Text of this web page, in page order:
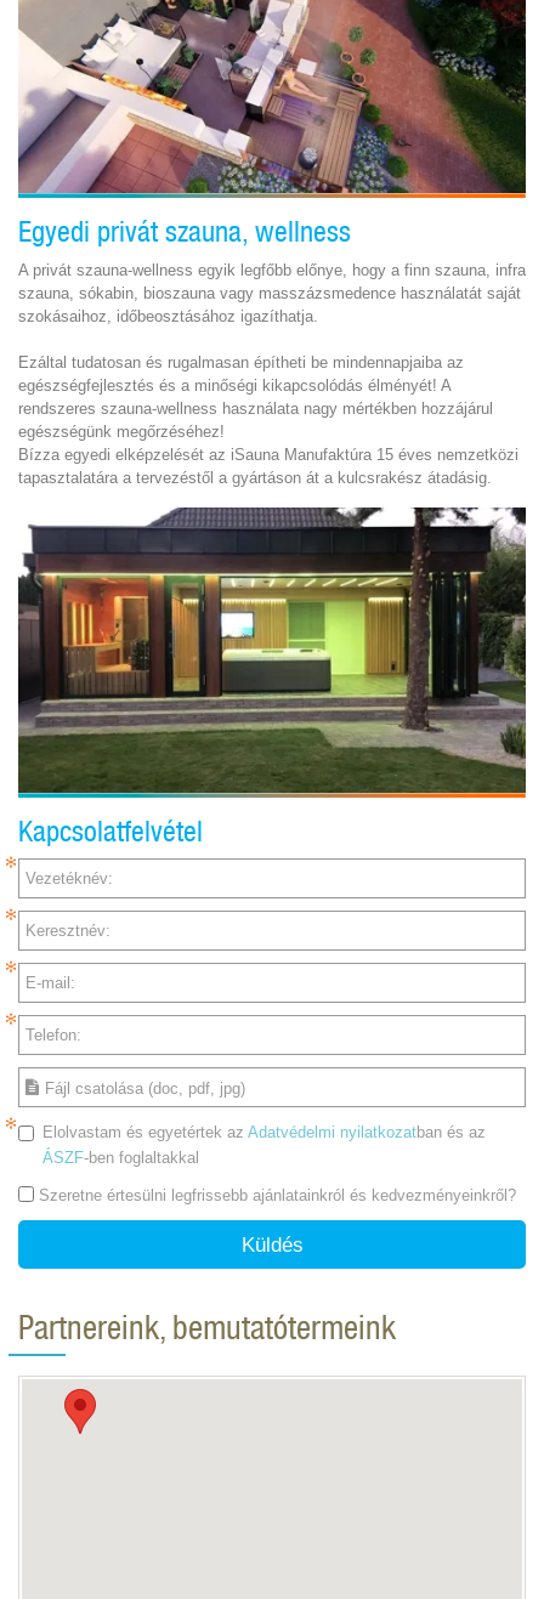
Egyedi privát szauna, wellness
A privát szauna-wellness egyik legfőbb előnye, hogy a finn szauna, infra
szauna, sókabin, bioszauna vagy masszázsmedence használatát saját
szokásaihoz, időbeosztásához igazíthatja.
Ezáltal tudatosan és rugalmasan építheti be mindennapjaiba az
egészségfejlesztés és a minőségi kikapcsolódás élményét! A
rendszeres szauna-wellness használata nagy mértékben hozzájárul
egészségünk megőrzéséhez!
Bízza egyedi elképzelését az iSauna Manufaktúra 15 éves nemzetközi
tapasztalatára a tervezéstől a gyártáson át a kulcsrakész átadásig.
Kapcsolatfelvétel
Vezetéknév:
Keresztnév:
E-mail:
Telefon:
Fájl csatolása (doc, pdf, jpg)
Elolvastam és egyetértek az Adatvédelmi nyilatkozatban és az
ÁSZF-ben foglaltakkal
Szeretne értesülni legfrissebb ajánlatainkról és kedvezményeinkről?
Küldés
Partnereink, bemutatótermeink